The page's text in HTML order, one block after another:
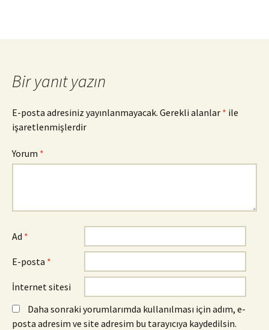
Bir yanıt yazın
E-posta adresiniz yayınlanmayacak. Gerekli alanlar * ile
işaretlenmişlerdir
Yorum *
Ad *
E-posta *
İnternet sitesi
Daha sonraki yorumlarımda kullanılması için adım, e-
posta adresim ve site adresim bu tarayıcıya kaydedilsin.